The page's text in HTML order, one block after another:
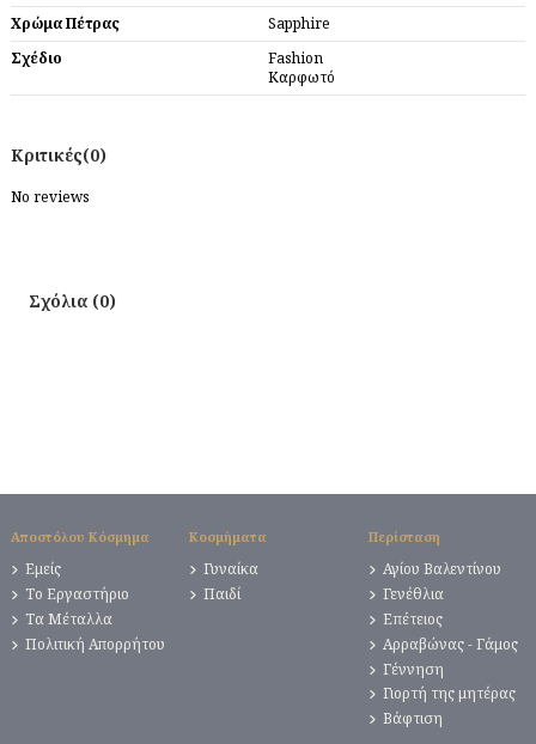
Χρώμα Πέτρας
Sapphire
Σχέδιο
Fashion
Καρφωτό
Κριτικές(0)
No reviews
Σχόλια (0)
Αποστόλου Κόσμημα
Εμείς
Το Εργαστήριο
Τα Μέταλλα
Πολιτική Απορρήτου
Κοσμήματα
Γυναίκα
Παιδί
Περίσταση
Αγίου Βαλεντίνου
Γενέθλια
Επέτειος
Αρραβώνας - Γάμος
Γέννηση
Γιορτή της μητέρας
Βάφτιση